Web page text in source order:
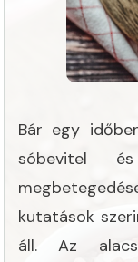
Bár egy
sóbevitel
kutatások
áll. Az